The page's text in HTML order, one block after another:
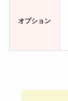
オプション